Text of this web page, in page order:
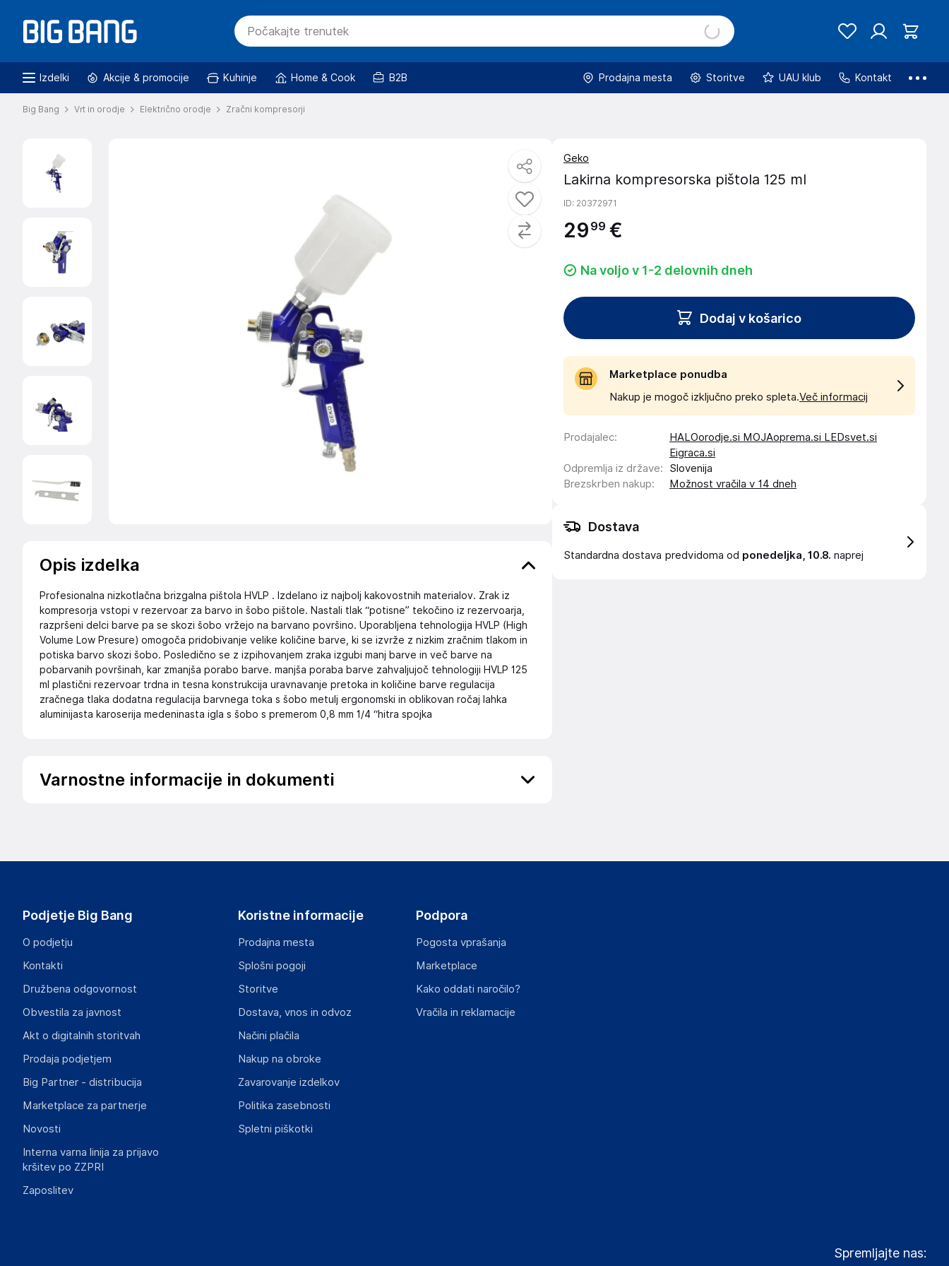
Izdelki Akcije & promocije Kuhinje Home & Cook B2B Prodajna mesta Storitve UAU klub Kontakt
Big Bang Vrt in orodje Električno orodje Zračni kompresorji
Opis izdelka
Profesionalna nizkotlačna brizgalna pištola HVLP . Izdelano iz najbolj kakovostnih materialov. Zrak iz
kompresorja vstopi v rezervoar za barvo in šobo pištole. Nastali tlak “potisne” tekočino iz rezervoarja,
razpršeni delci barve pa se skozi šobo vržejo na barvano površino. Uporabljena tehnologija HVLP (High
Volume Low Presure) omogoča pridobivanje velike količine barve, ki se izvrže z nizkim zračnim tlakom in
potiska barvo skozi šobo. Posledično se z izpihovanjem zraka izgubi manj barve in več barve na
pobarvanih površinah, kar zmanjša porabo barve. manjša poraba barve zahvaljujoč tehnologiji HVLP 125
ml plastični rezervoar trdna in tesna konstrukcija uravnavanje pretoka in količine barve regulacija
zračnega tlaka dodatna regulacija barvnega toka s šobo metulj ergonomski in oblikovan ročaj lahka
aluminijasta karoserija medeninasta igla s šobo s premerom 0,8 mm 1/4 “hitra spojka
Varnostne informacije in dokumenti
info@haloorodje.si
Gospodarski subjekt s sedežem v EU, ki zagotavlja skladnost izdelka z zahtevanimi predpisi.
Na žago 32, 8351 Straža
Slovenija
Geko
Lakirna kompresorska pištola 125 ml
ID: 20372971
29 99 €
Na voljo v 1-2 delovnih dneh
Dodaj v košarico
Marketplace ponudba
Nakup je mogoč izključno preko spleta.Več informacij
Prodajalec:
HALOorodje.si MOJAoprema.si LEDsvet.si
Eigraca.si
Odpremlja iz države:
Slovenija
Brezskrben nakup: Možnost vračila v 14 dneh
Dostava
Standardna dostava predvidoma od ponedeljka, 10.8. naprej
Podjetje Big Bang
O podjetju
Kontakti
Družbena odgovornost
Obvestila za javnost
Akt o digitalnih storitvah
Prodaja podjetjem
Big Partner - distribucija
Marketplace za partnerje
Novosti
Interna varna linija za prijavo
kršitev po ZZPRI
Zaposlitev
Koristne informacije
Prodajna mesta
Splošni pogoji
Storitve
Dostava, vnos in odvoz
Načini plačila
Nakup na obroke
Zavarovanje izdelkov
Politika zasebnosti
Spletni piškotki
Podpora
Pogosta vprašanja
Marketplace
Kako oddati naročilo?
Vračila in reklamacije
Spremljajte nas: